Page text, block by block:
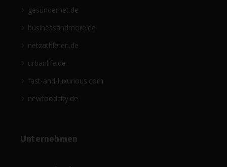
gesündernet.de
businessandmore.de
netzathleten.de
urbanlife.de
fast-and-luxurious.com
newfoodcity.de
Unternehmen